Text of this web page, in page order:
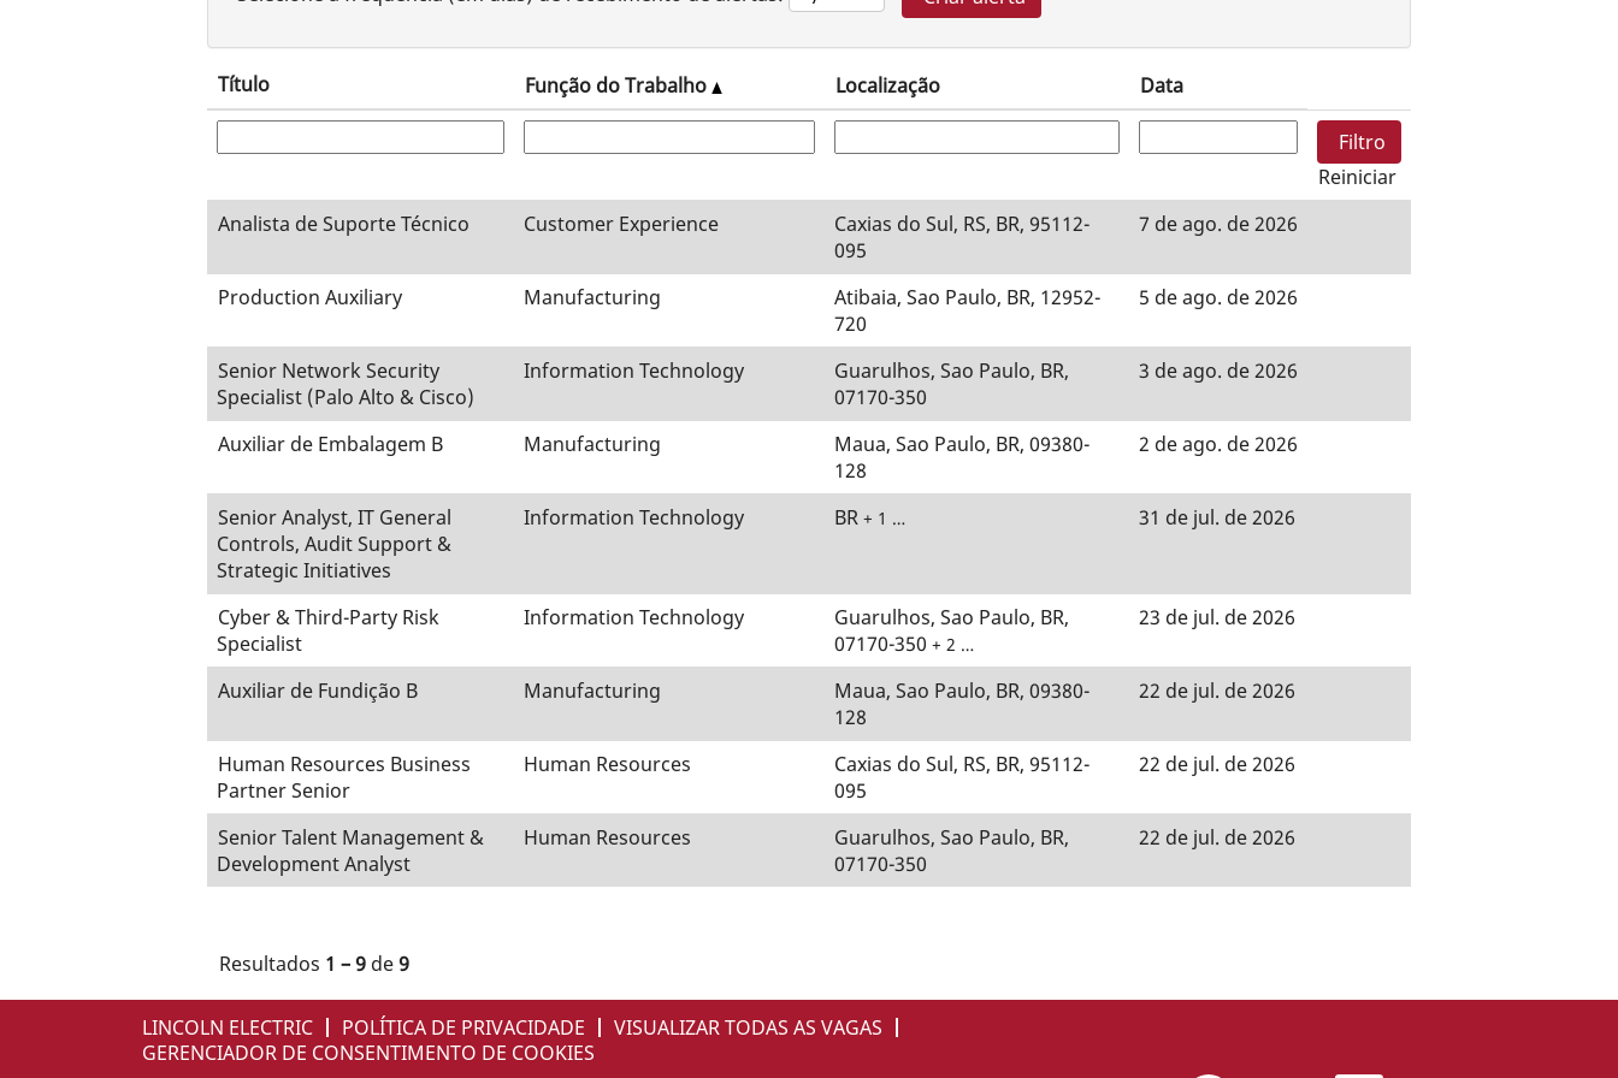
Título Função do Trabalho Localização Data
Reiniciar
Analista de Suporte Técnico
Customer Experience
Caxias do Sul, RS, BR, 95112-
095
7 de ago. de 2026
Production Auxiliary Manufacturing
Atibaia, Sao Paulo, BR, 12952-
720
5 de ago. de 2026
Senior Network Security
Specialist (Palo Alto & Cisco)
Information Technology
Guarulhos, Sao Paulo, BR,
07170-350
3 de ago. de 2026
Auxiliar de Embalagem B Manufacturing
Maua, Sao Paulo, BR, 09380-
128
2 de ago. de 2026
Senior Analyst, IT General
Controls, Audit Support &
Strategic Initiatives
Information Technology BR + 1 … 31 de jul. de 2026
Cyber & Third-Party Risk
Specialist
Information Technology
Guarulhos, Sao Paulo, BR,
07170-350 + 2 …
23 de jul. de 2026
Auxiliar de Fundição B Manufacturing
Maua, Sao Paulo, BR, 09380-
128
22 de jul. de 2026
Human Resources Business
Partner Senior
Human Resources
Caxias do Sul, RS, BR, 95112-
095
22 de jul. de 2026
Senior Talent Management &
Development Analyst
Human Resources
Guarulhos, Sao Paulo, BR,
07170-350
22 de jul. de 2026
Resultados 1 – 9 de9
LINCOLN ELECTRIC POLÍTICA DE PRIVACIDADE
VISUALIZAR TODAS AS VAGAS
GERENCIADOR DE CONSENTIMENTO DE COOKIES